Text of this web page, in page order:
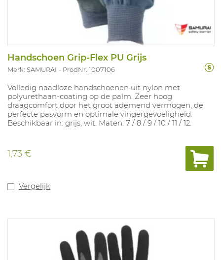
Handschoen Grip-Flex PU Grijs
Merk: SAMURAI ProdNr. 1007106
Volledig naadloze handschoenen uit nylon met
polyurethaan-coating op de palm. Zeer hoog
draagcomfort door het groot ademend vermogen, de
perfecte pasvorm en optimale vingergevoeligheid.
Beschikbaar in: grijs, wit. Maten: 7 / 8 / 9 / 10 / 11 / 12.
1,73 €
Vergelijk